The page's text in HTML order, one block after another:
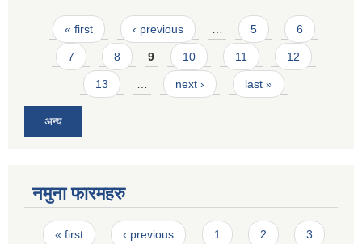
Pages
« first ‹ previous 5 6
7 8 9 10 11 12
13 next › last »
अन्य
नमुना फारमहरु
Pages
« first ‹ previous 1 2 3